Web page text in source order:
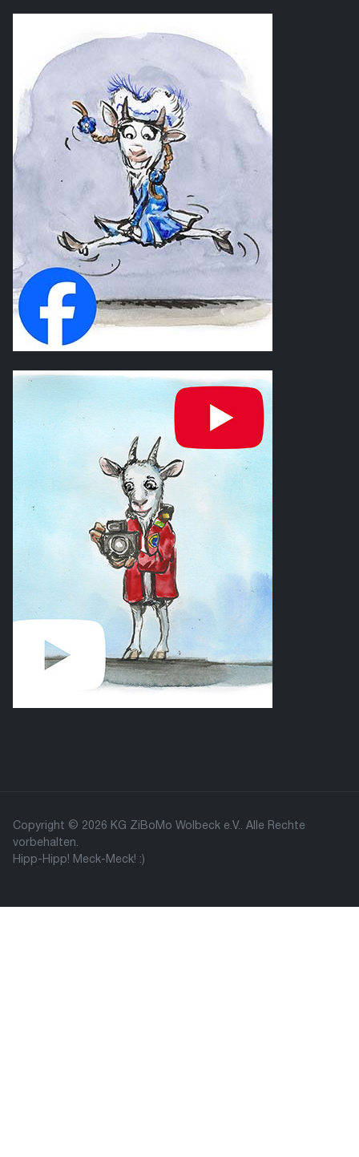
Copyright © 2026 KG ZiBoMo Wolbeck e.V.. Alle Rechte
vorbehalten.
Hipp-Hipp! Meck-Meck! :)